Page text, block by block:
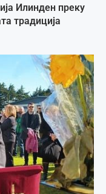
Илинден преку
традиција